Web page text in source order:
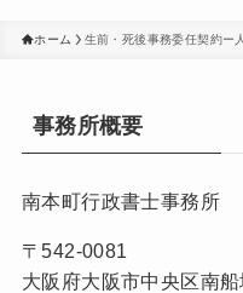
ホーム 生前・死後事務委任契約ー
事務所概要
南本町行政書士事務所
〒542-0081
大阪府大阪市中央区南